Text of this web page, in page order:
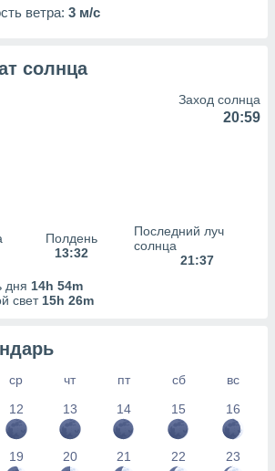
ветра: 3 м/с
солнца
Заход солнца
20:59
Полдень
13:32
Последний луч
солнца
21:37
дня 14h 54m
свет 15h 26m
ср чт пт сб
вс
12 13 14 15 16
19 20 21 22 23